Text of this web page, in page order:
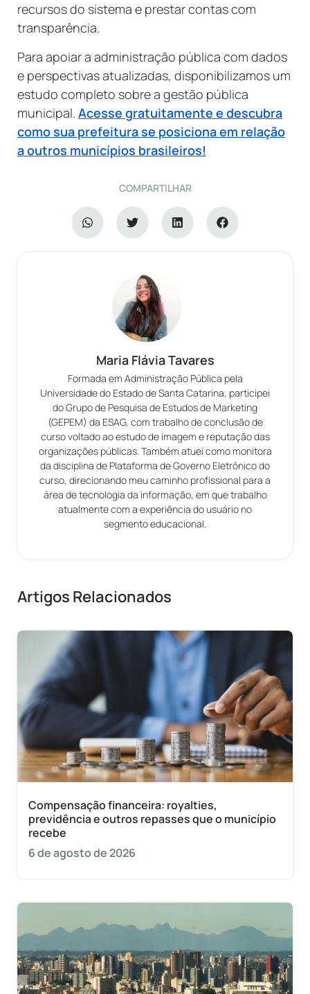
recursos do sistema e prestar contas com
transparência.
Para apoiar a administração pública com dados
e perspectivas atualizadas, disponibilizamos um
estudo completo sobre a gestão pública
municipal. Acesse gratuitamente e descubra
como sua prefeitura se posiciona em relação
a outros municípios brasileiros!
COMPARTILHAR
Maria Flávia Tavares
Formada em Administração Pública pela
Universidade do Estado de Santa Catarina, participei
do Grupo de Pesquisa de Estudos de Marketing
(GEPEM) da ESAG, com trabalho de conclusão de
curso voltado ao estudo de imagem e reputação das
organizações públicas. Também atuei como monitora
da disciplina de Plataforma de Governo Eletrônico do
curso, direcionando meu caminho profissional para a
área de tecnologia da informação, em que trabalho
atualmente com a experiência do usuário no
segmento educacional.
Artigos Relacionados
Compensação financeira: royalties,
previdência e outros repasses que o município
recebe
6 de agosto de 2026